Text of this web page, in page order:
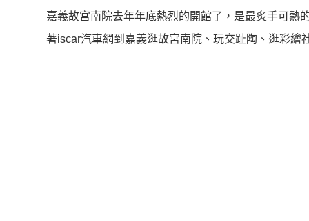
嘉義故宮南院去年年底熱烈的開館了，是最炙手可熱
著iscar汽車網到嘉義逛故宮南院、玩交趾陶、逛彩繪